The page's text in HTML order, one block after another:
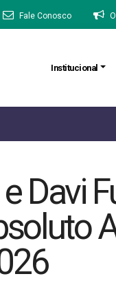
Fale Conosco
Institucional
Davi